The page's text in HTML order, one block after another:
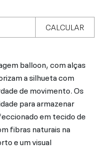
CALCULAR
balloon, com alças
a silhueta com
de movimento. Os
para armazenar
em tecido de
fibras naturais na
e um visual